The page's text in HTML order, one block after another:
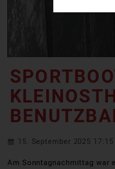
15. September 2025 17:15
Am Sonntagnachmittag war